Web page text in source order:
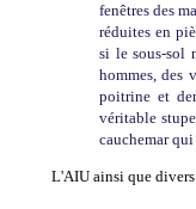
fenêtres des
réduites en
si le sous-sol
hommes, des
poitrine et
véritable
cauchemar
L'AIU ainsi que